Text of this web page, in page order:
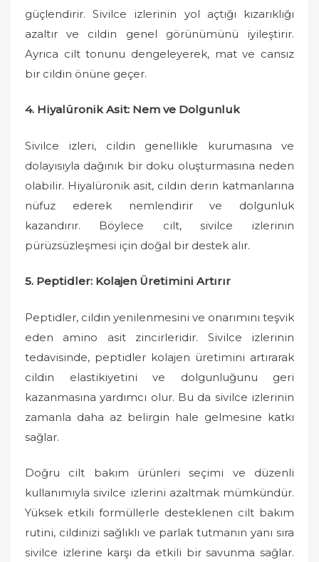
güçlendirir. Sivilce izlerinin yol açtığı kızarıklığı
azaltır ve cildin genel görünümünü iyileştirir.
Ayrıca cilt tonunu dengeleyerek, mat ve cansız
bir cildin önüne geçer.
4. Hiyalüronik Asit: Nem ve Dolgunluk
Sivilce izleri, cildin genellikle kurumasına ve
dolayısıyla dağınık bir doku oluşturmasına neden
olabilir. Hiyalüronik asit, cildin derin katmanlarına
nüfuz ederek nemlendirir ve dolgunluk
kazandırır. Böylece cilt, sivilce izlerinin
pürüzsüzleşmesi için doğal bir destek alır.
5. Peptidler: Kolajen Üretimini Artırır
Peptidler, cildin yenilenmesini ve onarımını teşvik
eden amino asit zincirleridir. Sivilce izlerinin
tedavisinde, peptidler kolajen üretimini artırarak
cildin elastikiyetini ve dolgunluğunu geri
kazanmasına yardımcı olur. Bu da sivilce izlerinin
zamanla daha az belirgin hale gelmesine katkı
sağlar.
Doğru cilt bakım ürünleri seçimi ve düzenli
kullanımıyla sivilce izlerini azaltmak mümkündür.
Yüksek etkili formüllerle desteklenen cilt bakım
rutini, cildinizi sağlıklı ve parlak tutmanın yanı sıra
sivilce izlerine karşı da etkili bir savunma sağlar.